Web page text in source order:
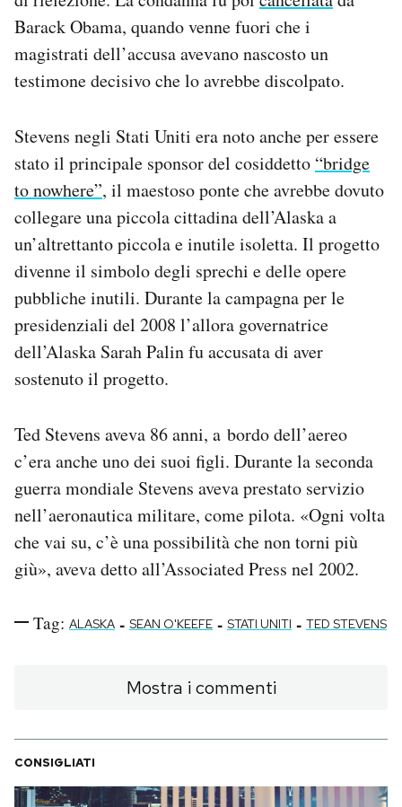
Barack Obama, quando venne fuori che i
magistrati dell’accusa avevano nascosto un
testimone decisivo che lo avrebbe discolpato.
Stevens negli Stati Uniti era noto anche per essere
stato il principale sponsor del cosiddetto “bridge
to nowhere”, il maestoso ponte che avrebbe dovuto
collegare una piccola cittadina dell’Alaska a
un’altrettanto piccola e inutile isoletta. Il progetto
divenne il simbolo degli sprechi e delle opere
pubbliche inutili. Durante la campagna per le
presidenziali del 2008 l’allora governatrice
dell’Alaska Sarah Palin fu accusata di aver
sostenuto il progetto.
Ted Stevens aveva 86 anni, a bordo dell’aereo
c’era anche uno dei suoi figli. Durante la seconda
guerra mondiale Stevens aveva prestato servizio
nell’aeronautica militare, come pilota. «Ogni volta
che vai su, c’è una possibilità che non torni più
giù», aveva detto all’Associated Press nel 2002.
Tag: ALASKA - SEAN O'KEEFE - STATI UNITI - TED STEVENS
Mostra i commenti
CONSIGLIATI